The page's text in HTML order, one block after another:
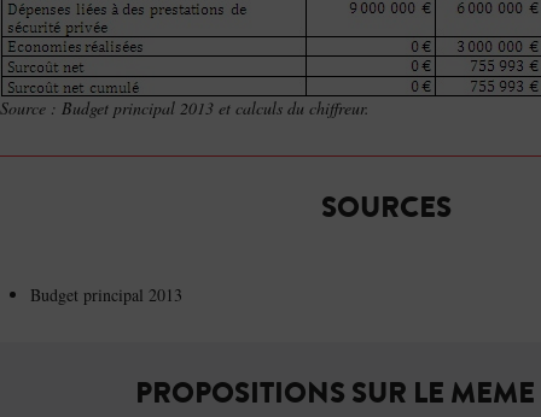
Source : Budget principal 2013 et calculs du chiffreur.
SOURCES
Budget principal 2013
PROPOSITIONS SUR LE